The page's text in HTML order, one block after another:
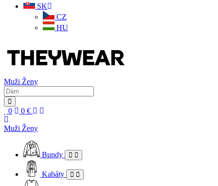
SK
CZ
HU
Muži Ženy
0 0 €
Muži Ženy
Bundy
Kabáty